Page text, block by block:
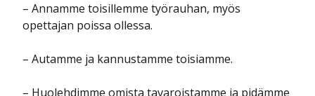
– Annamme toisillemme työrauhan, myös
opettajan poissa ollessa.
– Autamme ja kannustamme toisiamme.
– Huolehdimme omista tavaroistamme ja pidämme